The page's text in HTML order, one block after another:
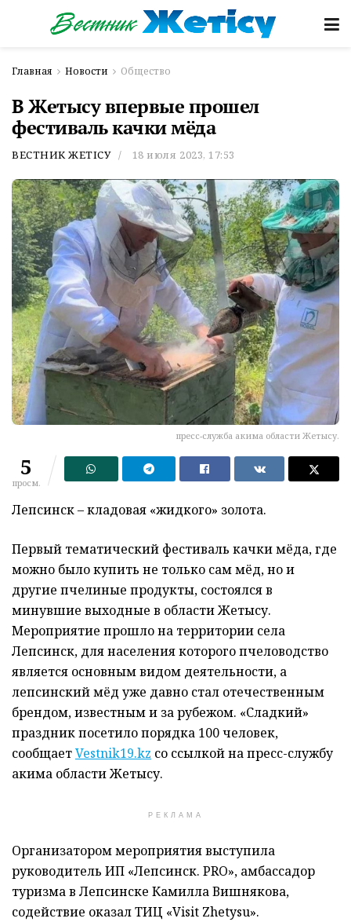
Главная Новости Общество
В Жетысу впервые прошел
фестиваль качки мёда
ВЕСТНИК ЖЕТІСУ 18 июля 2023, 17:53
пресс-служба акима области Жетысу.
5
просм.
Лепсинск – кладовая «жидкого» золота.
Первый тематический фестиваль качки мёда, где
можно было купить не только сам мёд, но и
другие пчелиные продукты, состоялся в
минувшие выходные в области Жетысу.
Мероприятие прошло на территории села
Лепсинск, для населения которого пчеловодство
является основным видом деятельности, а
лепсинский мёд уже давно стал отечественным
брендом, известным и за рубежом. «Сладкий»
праздник посетило порядка 100 человек,
сообщаетVestnik19.kz со ссылкой на пресс-службу
акима области Жетысу.
РЕКЛАМА
Организатором мероприятия выступила
руководитель ИП «Лепсинск. PRO», амбассадор
туризма в Лепсинске Камилла Вишнякова,
содействие оказал ТИЦ «Visit Zhetysu».